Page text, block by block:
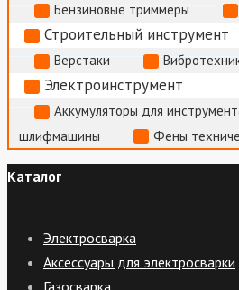
Бензиновые триммеры
Строительный инструмент
Верстаки
Электроинструмент
Аккумуляторы для
шлифмашины
Фены
Каталог
Электросварка
Аксессуары для электросварки